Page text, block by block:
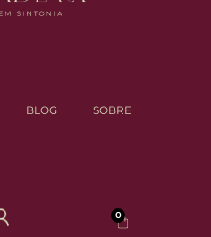
BLOG SOBRE
0